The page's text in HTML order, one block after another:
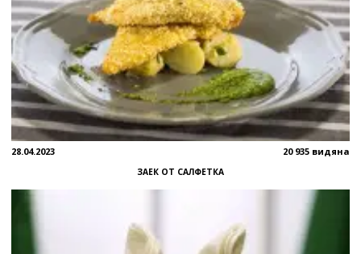
28.04.2023 20 935 видяна
ЗАЕК ОТ САЛФЕТКА